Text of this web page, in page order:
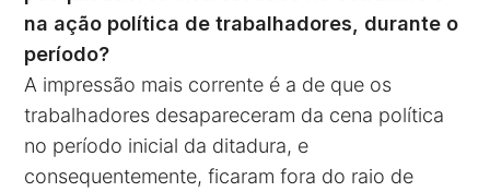
na ação política de trabalhadores, durante o
período?
A impressão mais corrente é a de que os
trabalhadores desapareceram da cena política
no período inicial da ditadura, e
consequentemente, ficaram fora do raio de